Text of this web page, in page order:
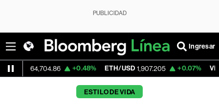
PUBLICIDAD
Ingresar
64,704.86 +0.48% ETH/USD 1,907.205 +0.07% Visa 364.05
ESTILO DE VIDA